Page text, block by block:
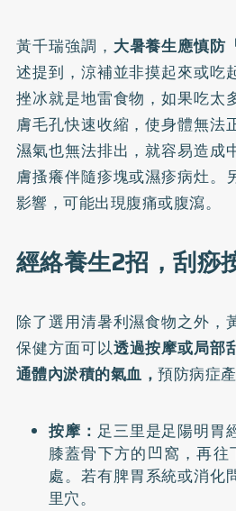
黃千瑞強調， 大暑養生應慎防
述提到，涼補並非摸起來或吃
挫冰就是地雷食物，如果吃太
膚毛孔快速收縮，使身體無法
濕氣也無法排出，就容易造成
膚搔癢伴隨疹塊或濕疹病灶。
影響，可能出現腹痛或腹瀉。
經絡養生2招，刮痧
除了選用清暑利濕食物之外，
保健方面可以透過按摩或局部
通體內淤積的氣血，預防病症
按摩： 足三里是足陽明胃
膝蓋骨下方的凹窩，再往
處。若有脾胃系統或消化
里穴。